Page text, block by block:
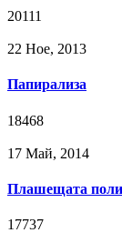
20111
22 Ное, 2013
Папирализа
18468
17 Май, 2014
Плашещата
17737